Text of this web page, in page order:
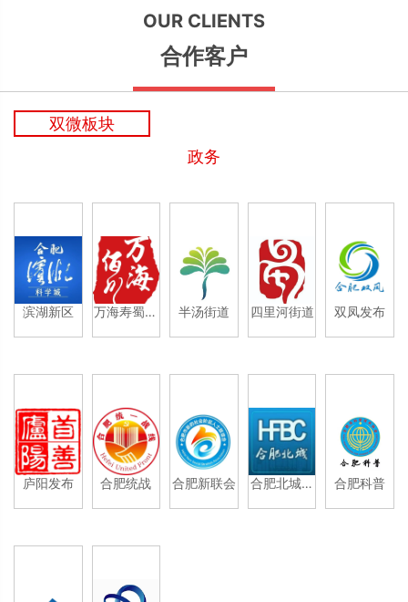
OUR CLIENTS
合作客户
双微板块
政务
滨湖新区
万海寿蜀产
半汤街道 四里河街道 双凤发布
庐阳发布 合肥统战 合肥新联会
合肥北城发
合肥科普